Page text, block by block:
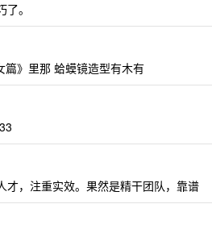
。
》里那 蛤蟆镜造型有木有
才，注重实效。果然是精干团队，靠谱